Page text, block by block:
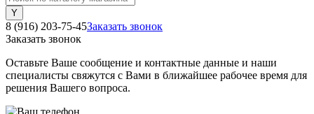
8 (916) 203-75-45Заказать звонок
Заказать звонок
Оставьте Ваше сообщение и контактные данные и наши
специалисты свяжутся с Вами в ближайшее рабочее время для
решения Вашего вопроса.